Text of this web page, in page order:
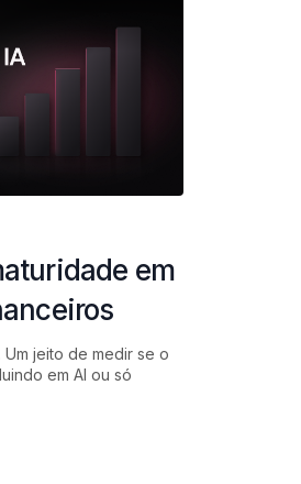
em
jeito de medir se o
em AI ou só